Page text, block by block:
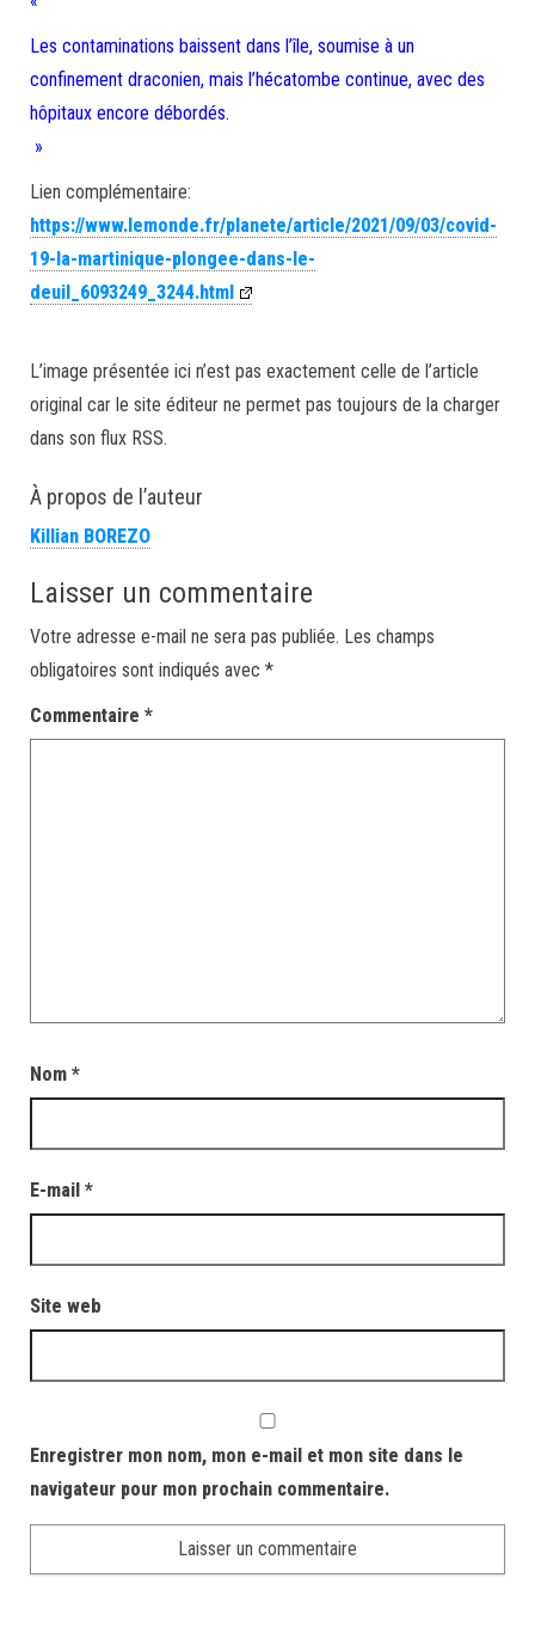
Les contaminations baissent dans l’île, soumise à un
confinement draconien, mais l’hécatombe continue, avec des
hôpitaux encore débordés.
»
Lien complémentaire:
https://www.lemonde.fr/planete/article/2021/09/03/covid-
19-la-martinique-plongee-dans-le-
deuil_6093249_3244.html
L’image présentée ici n’est pas exactement celle de l’article
original car le site éditeur ne permet pas toujours de la charger
dans son flux RSS.
À propos de l’auteur
Killian BOREZO
Laisser un commentaire
Votre adresse e-mail ne sera pas publiée. Les champs
obligatoires sont indiqués avec *
Commentaire *
Nom *
E-mail *
Site web
Enregistrer mon nom, mon e-mail et mon site dans le
navigateur pour mon prochain commentaire.